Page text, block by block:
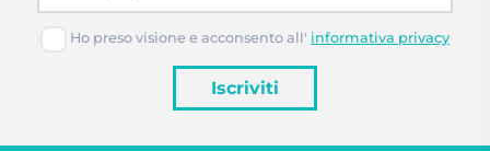
Ho preso visione e acconsento all' informativa privacy
Iscriviti